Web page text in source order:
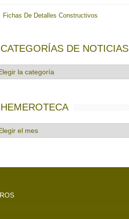
Fichas De Detalles Constructivos
CATEGORÍAS DE NOTICIAS
HEMEROTECA